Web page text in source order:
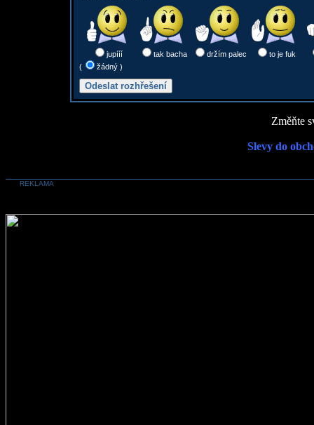
jupííí tak bacha držím palec
to je fuk
(
žádný )
Změňte
Slevy do
REKLAMA